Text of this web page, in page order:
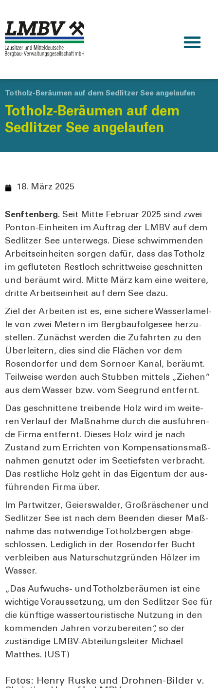
Totholz-Beräumen auf dem Sedlitzer See angelaufen
Totholz-Beräumen auf dem
Sedlitzer See angelaufen
18. März 2025
Senf­ten­berg. Seit Mit­te Febru­ar 2025 sind zwei
Pon­ton-Ein­hei­ten im Auf­trag der LMBV auf dem
Sedlit­zer See unter­wegs. Die­se schwim­men­den
Arbeits­ein­hei­ten sor­gen dafür, dass das Tot­holz
im geflu­te­ten Rest­loch schritt­wei­se geschnit­ten
und beräumt wird. Mit­te März kam eine wei­te­re,
drit­te Arbeits­ein­heit auf dem See dazu.
Ziel der Arbei­ten ist es, eine siche­re Was­ser­la­mel­
le von zwei Metern im Berg­bau­fol­ge­see her­zu­
stel­len. Zunächst wer­den die Zufahr­ten zu den
Über­lei­tern, dies sind die Flä­chen vor dem
Rosen­dor­fer und dem Sorn­oer Kanal, beräumt.
Teil­wei­se wer­den auch Stub­ben mit­tels „Zie­hen“
aus dem Was­ser bzw. vom See­grund ent­fernt.
Das geschnit­te­ne trei­ben­de Holz wird im wei­te­
ren Ver­lauf der Maß­nah­me durch die aus­füh­ren­
de Fir­ma ent­fernt. Die­ses Holz wird je nach
Zustand zum Errich­ten von Kom­pen­sa­ti­ons­maß­
nah­men genutzt oder im See­tiefs­ten ver­bracht.
Das rest­li­che Holz geht in das Eigen­tum der aus­
füh­ren­den Fir­ma über.
Im Part­wit­zer, Gei­ers­wal­der, Groß­räsche­ner und
Sedlit­zer See ist nach dem Been­den die­ser Maß­
nah­me das not­wen­di­ge Tot­holz­ber­gen abge­
schlos­sen. Ledig­lich in der Rosen­dor­fer Bucht
ver­blei­ben aus Natur­schutz­grün­den Höl­zer im
Was­ser.
„Das Auf­wuchs- und Tot­holz­be­räu­men ist eine
wich­ti­ge Vor­aus­set­zung, um den Sedlit­zer See für
die künf­ti­ge was­ser­tou­ris­ti­sche Nut­zung in den
kom­men­den Jah­ren vor­zu­be­rei­ten“, so der
zustän­di­ge LMBV-Abtei­lungs­lei­ter Micha­el
Matthes. (UST)
Fotos: Henry Ruske und Drohnen-Bilder v.